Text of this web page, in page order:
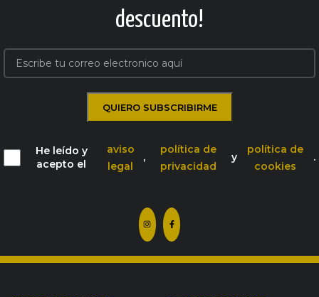
descuento!
He leído y
acepto el
aviso
legal
,
política de
privacidad
y
política de
cookies
.